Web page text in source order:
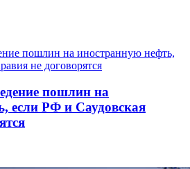
пошлин на
если РФ и Саудовская